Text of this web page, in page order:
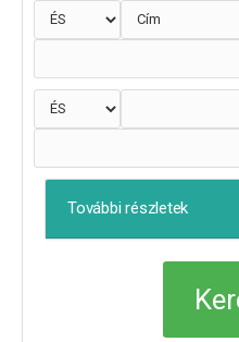
További részletek